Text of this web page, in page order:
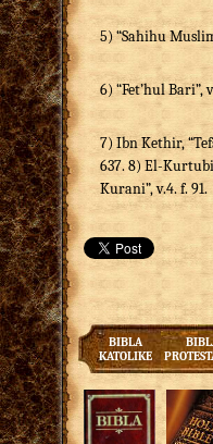
5) “Sahihu
6) “Fet’hul Bari”,
7) Ibn Kethir,
637. 8) El-
Kurani”, v.4. f. 91.
BIBLA
KATOLIKE